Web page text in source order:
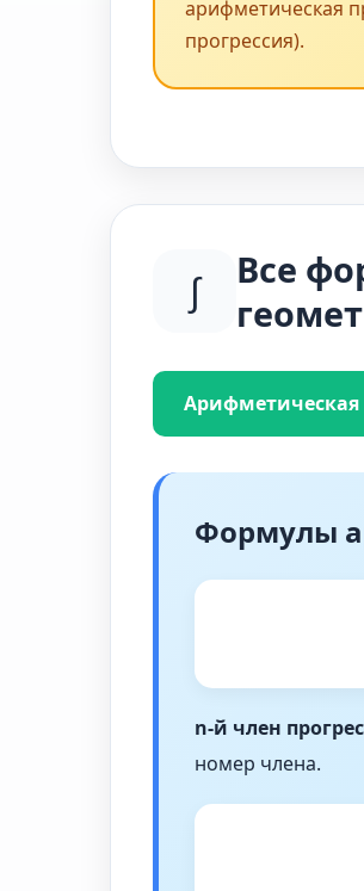
арифметическая
прогрессия).
∫
Все
Арифметическая
Формулы
n-й член
номер члена.